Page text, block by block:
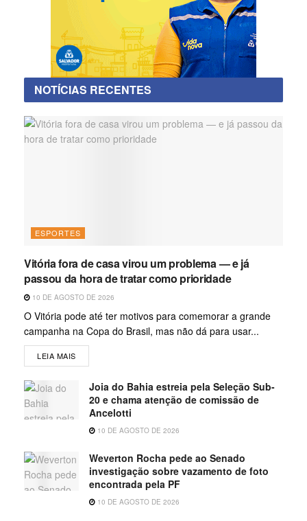
NOTÍCIAS RECENTES
ESPORTES
Vitória fora de casa virou um problema — e já
passou da hora de tratar como prioridade
10 DE AGOSTO DE 2026
O Vitória pode até ter motivos para comemorar a grande
campanha na Copa do Brasil, mas não dá para usar...
LEIA MAIS
Joia do Bahia estreia pela Seleção Sub-
20 e chama atenção de comissão de
Ancelotti
10 DE AGOSTO DE 2026
Weverton Rocha pede ao Senado
investigação sobre vazamento de foto
encontrada pela PF
10 DE AGOSTO DE 2026